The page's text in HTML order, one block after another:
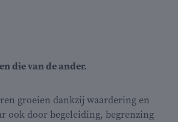
die van de ander.
groeien dankzij waardering en
ook door begeleiding, begrenzing